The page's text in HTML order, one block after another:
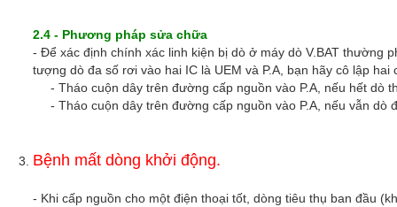
2.4 - Phương pháp sửa chữa
- Để xác định chính xác linh kiện bị dò ở máy dò V.BAT thường
tượng dò đa số rơi vào hai IC là UEM và P.A, bạn hãy cô lập hai
- Tháo cuộn dây trên đường cấp nguồn vào P.A, nếu hết dò
- Tháo cuộn dây trên đường cấp nguồn vào P.A, nếu vẫn dò
Bệnh mất dòng khởi động.
- Khi cấp nguồn cho một điện thoại tốt, dòng tiêu thụ ban đầu